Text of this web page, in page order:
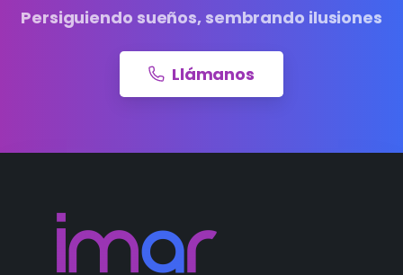
Persiguiendo sueños, sembrando ilusiones
Llámanos